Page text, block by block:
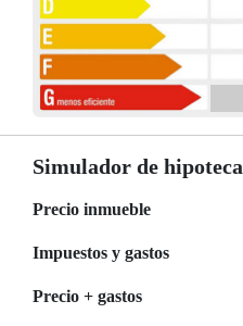
Simulador de hipoteca
Precio inmueble
Impuestos y gastos
Precio + gastos